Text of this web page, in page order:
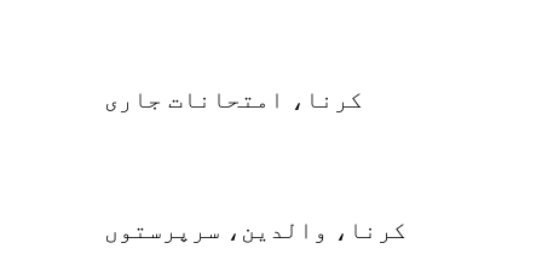
کرنا، امتحانات جاری
کرنا، والدین، سرپرستوں